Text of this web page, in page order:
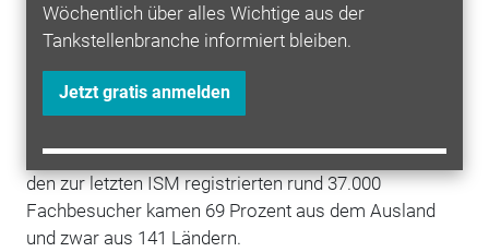
Wöchentlich über alles Wichtige aus der
Tankstellenbranche informiert bleiben.
Jetzt gratis anmelden
Mit rund 90 Ausstellern gehört Frankreich traditionell
zu den fünf größten Länderbeteiligungen der ISM. Der
Auslandsanteil ist bei den ISM-Ausstellern generell
sehr hoch ebenso wie der Anteil ausländischer
Prozent der Anbieter aus demAuslandkommen. Von
den zur letzten ISM registrierten rund 37.000
Fachbesucher kamen 69 Prozent aus dem Ausland
und zwar aus 141 Ländern.